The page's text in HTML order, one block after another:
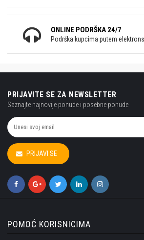
ONLINE PODRŠKA 24/7
Podrška kupcima putem
PRIJAVITE SE ZA NEWSLETTER
Saznajte najnovije ponude i posebne ponude
PRIJAVI SE
POMOĆ KORISNICIMA